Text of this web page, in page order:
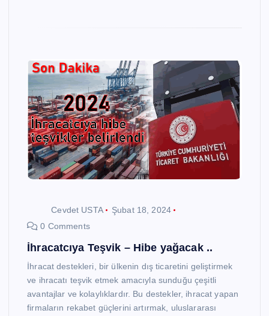
Cevdet USTA
Şubat 18, 2024
0 Comments
İhracatcıya Teşvik – Hibe yağacak ..
İhracat destekleri, bir ülkenin dış ticaretini geliştirmek
ve ihracatı teşvik etmek amacıyla sunduğu çeşitli
avantajlar ve kolaylıklardır. Bu destekler, ihracat yapan
firmaların rekabet güçlerini artırmak, uluslararası